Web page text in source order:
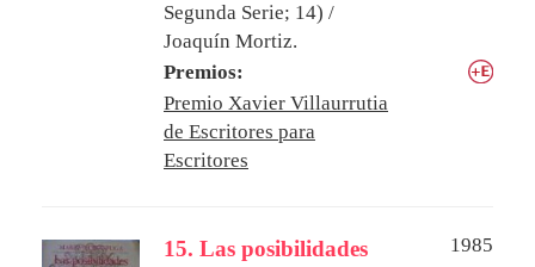
Segunda Serie; 14) /
Joaquín Mortiz.
Premios:
Premio Xavier Villaurrutia
de Escritores para
Escritores
15. Las posibilidades
1985